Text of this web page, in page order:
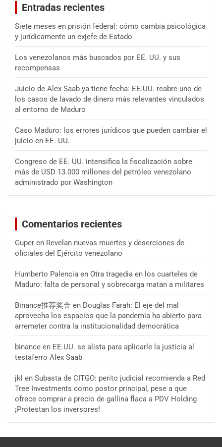
Entradas recientes
Siete meses en prisión federal: cómo cambia psicológica
y jurídicamente un exjefe de Estado
Los venezolanos más buscados por EE. UU. y sus
recompensas
Juicio de Alex Saab ya tiene fecha: EE.UU. reabre uno de
los casos de lavado de dinero más relevantes vinculados
al entorno de Maduro
Caso Maduro: los errores jurídicos que pueden cambiar el
juicio en EE. UU.
Congreso de EE. UU. intensifica la fiscalización sobre
más de USD 13.000 millones del petróleo venezolano
administrado por Washington
Comentarios recientes
Guper en Revelan nuevas muertes y deserciones de
oficiales del Ejército venezolano
Humberto Palencia en Otra tragedia en los cuarteles de
Maduro: falta de personal y sobrecarga matan a militares
Binance推荐奖金 en Douglas Farah: El eje del mal
aprovecha los espacios que la pandemia ha abierto para
arremeter contra la institucionalidad democrática
binance en EE.UU. se alista para aplicarle la justicia al
testaferro Alex Saab
jkl en Subasta de CITGO: perito judicial recomienda a Red
Tree Investments como postor principal, pese a que
ofrece comprar a precio de gallina flaca a PDV Holding
¡Protestan los inversores!